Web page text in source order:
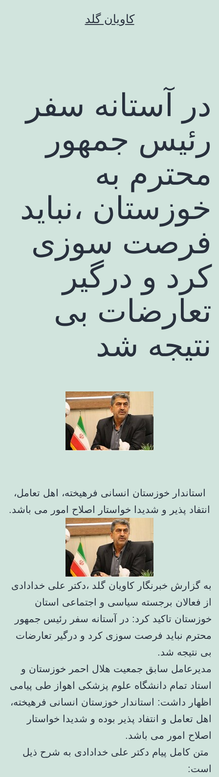
کاویان گلد
در آستانه سفر
رئیس جمهور
محترم به
خوزستان ،نباید
فرصت سوزی
کرد و درگیر
تعارضات بی
نتیجه شد
استاندار خوزستان انسانی فرهیخته، اهل تعامل،
انتفاد پذیر و شدیدا خواستار اصلاح امور می باشد.
به گزارش خبرنگار کاویان گلد ،دکتر علی خدادادی
از فعالان برجسته سیاسی و اجتماعی استان
خوزستان تاکید کرد: در آستانه سفر رئیس جمهور
محترم نباید فرصت سوزی کرد و درگیر تعارضات
بی نتیجه شد.
مدیرعامل سابق جمعیت هلال احمر خوزستان و
استاد تمام دانشگاه علوم پزشکی اهواز طی پیامی
اظهار داشت: استاندار خوزستان انسانی فرهیخته،
اهل تعامل و انتفاد پذیر بوده و شدیدا خواستار
اصلاح امور می باشد.
متن کامل پیام دکتر علی خدادادی به شرح ذیل
است: